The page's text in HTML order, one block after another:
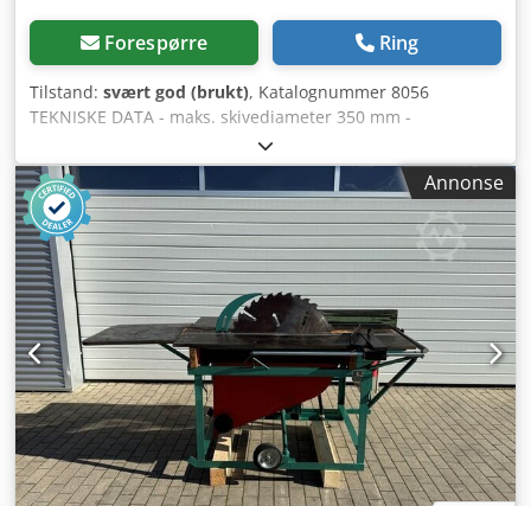
Forespørre Ring
Tilstand: svært god (brukt), Katalognummer 8056
TEKNISKE DATA - maks. skivediameter 350 mm -
skivehulldiameter 30 mm - skjerm for skive - kuttahøyde
for skive 300 mm, 90 mm - maks. kuttbredde 640 mm -
mulighet for å kutte i vinkel i det vertikale planet, ved å
justere armen eller justere skiven - mulighet for å rotere
armen, høyre/venstre - motor 400 V, 3 kW -
borddimensjoner 1000 x 800 mm Dsdpfoznkz Eox Apisck -
diameter på avsugsnippel 50 mm - dimensjoner
(lengde/bredde/høyde) 1800 x 1100 x 1510 mm - vekt 185
kg FORDELER – italiensk produksjon – DTR-dokumentasjon
– veldig god tilstand – brukt sag Netto pris: 7500 PLN Netto
pris: 1786 EUR, avhengig av kursen på 4,20 EUR (Prisene
kan endres i henhold til større kursvariasjoner)
Annonse